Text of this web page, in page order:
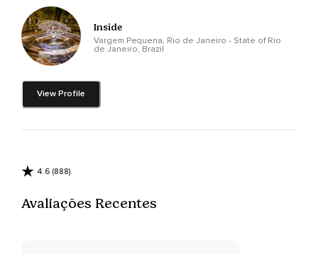
Inside
Vargem Pequena, Rio de Janeiro - State of Rio
de Janeiro, Brazil
View Profile
4.6 (888)
Avaliações Recentes